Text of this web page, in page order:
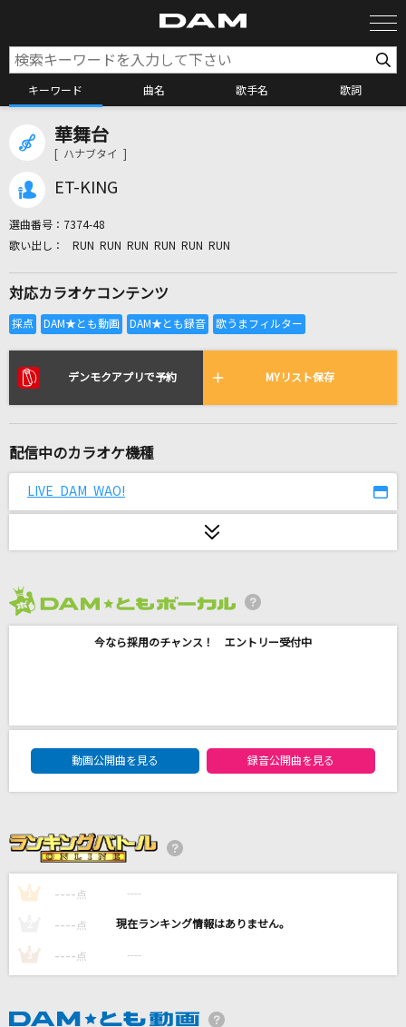
キーワード 曲名 歌手名 歌詞
全国りれき
リアルタイムで歌われている曲の一覧
[生音]さよならエレジー
鱗(うろこ)
[生音]スキップ・ビート(SKIPPED BEAT)
マルシィ
謝肉祭
はなびら
華舞台
[ ハナブタイ ]
ET-KING
選曲番号： 7374-48
RUN RUN RUN RUN RUN RUN
対応カラオケコンテンツ
デンモクアプリで予約 MYリスト保存
配信中のカラオケ機種
LIVE DAM WAO!
今なら採用のチャンス！ エントリー受付中
DAM★ともボーカルエントリーランキング
動画公開曲を見る
録音公開曲を見る
1 ---- 点 ----
---- 点 ----
3 ---- 点 ----